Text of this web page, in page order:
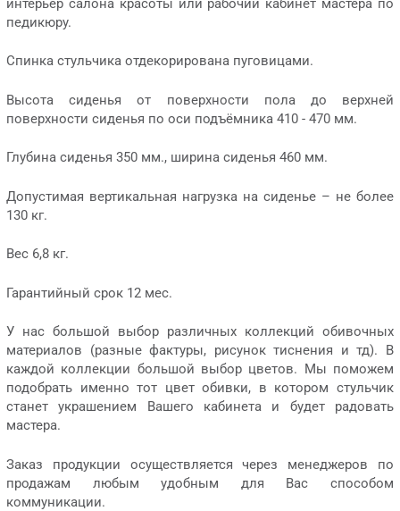
интерьер салона красоты или рабочий кабинет мастера по
педикюру.
Спинка стульчика отдекорирована пуговицами.
Высота сиденья от поверхности пола до верхней
поверхности сиденья по оси подъёмника 410 - 470 мм.
Глубина сиденья 350 мм., ширина сиденья 460 мм.
Допустимая вертикальная нагрузка на сиденье – не более
130 кг.
Вес 6,8 кг.
Гарантийный срок 12 мес.
У нас большой выбор различных коллекций обивочных
материалов (разные фактуры, рисунок тиснения и тд). В
каждой коллекции большой выбор цветов. Мы поможем
подобрать именно тот цвет обивки, в котором стульчик
станет украшением Вашего кабинета и будет радовать
мастера.
Заказ продукции осуществляется через менеджеров по
продажам любым удобным для Вас способом
коммуникации.